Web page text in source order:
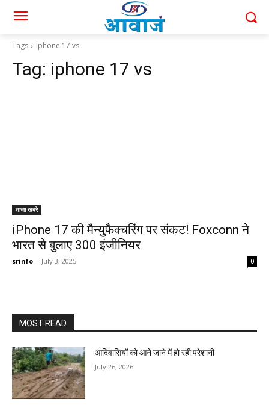
Tags Iphone 17 vs
Tag: iphone 17 vs
ताजा खबरे
iPhone 17 की मैन्युफैक्चरिंग पर संकट! Foxconn ने
भारत से बुलाए 300 इंजीनियर
srinfo - July 3, 2025 0
MOST READ
आदिवासियों को आने जाने में हो रही परेशानी
July 26, 2026